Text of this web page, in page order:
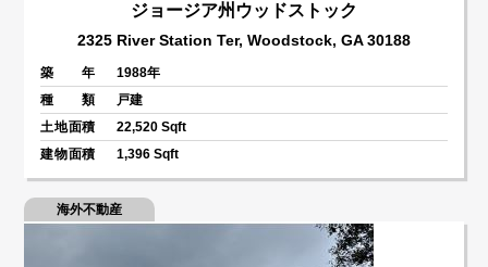
ジョージア州ウッドストック
2325 River Station Ter, Woodstock, GA 30188
築 年
1988年
種 類
戸建
土地面積
22,520 Sqft
建物面積
1,396 Sqft
海外不動産